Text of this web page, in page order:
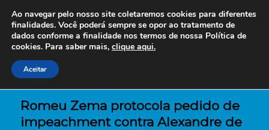
Romeu Zema protocola pedido de
impeachment contra Alexandre de
Ao navegar pelo nosso site coletaremos cookies para diferentes
finalidades. Você poderá sempre se opor ao tratamento de
dados conforme a finalidade nos termos de nossa Política de
cookies. Para saber mais, clique aqui.
Aceitar